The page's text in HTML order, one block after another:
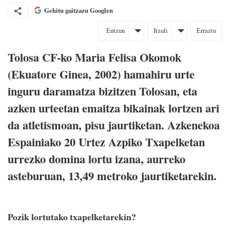
Gehitu gaitzazu Googlen
Entzun Itzuli Erraztu
Tolosa CF-ko Maria Felisa Okomok
(Ekuatore Ginea, 2002) hamahiru urte
inguru daramatza bizitzen Tolosan, eta
azken urteetan emaitza bikainak lortzen ari
da atletismoan, pisu jaurtiketan. Azkenekoa
Espainiako 20 Urtez Azpiko Txapelketan
urrezko domina lortu izana, aurreko
asteburuan, 13,49 metroko jaurtiketarekin.
Pozik lortutako txapelketarekin?